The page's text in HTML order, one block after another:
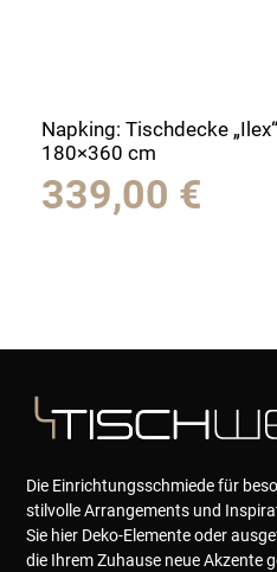
Napking: Tischdecke
180×360 cm
339,00 €
Die Einrichtungsschmiede für
stilvolle Arrangements und
Sie hier Deko-Elemente oder
die Ihrem Zuhause neue Akzente